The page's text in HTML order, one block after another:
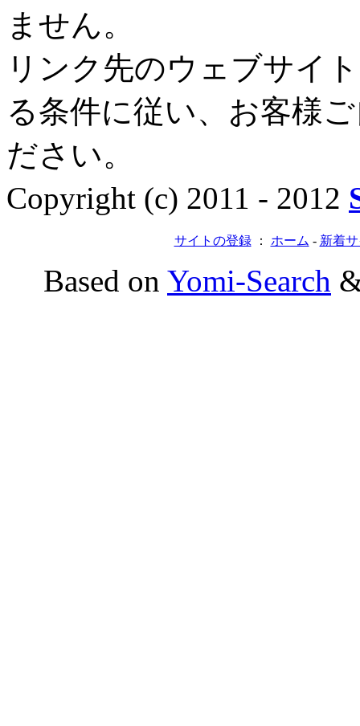
ません。
リンク先のウェブサイ
る条件に従い、お客様
ださい。
Copyright (c) 2011 - 2012
サイトの登録： ホーム - 新着
Based on Yomi-Search